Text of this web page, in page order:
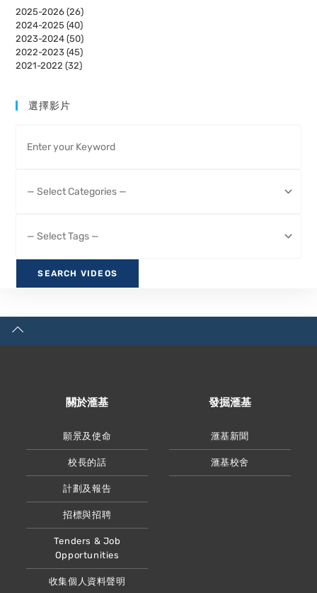
2025-2026 (26)
2024-2025 (40)
2023-2024 (50)
2022-2023 (45)
2021-2022 (32)
選擇影片
關於滙基
願景及使命
校長的話
計劃及報告
招標與招聘
Tenders & Job
Opportunities
收集個人資料聲明
發掘滙基
滙基新聞
滙基校舍